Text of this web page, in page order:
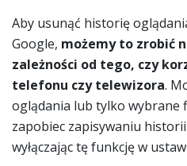
Aby usunąć historię
Google, możemy to zrobić
zależności od tego, czy
telefonu czy telewizora.
oglądania lub tylko wybrane
zapobiec zapisywaniu
wyłączając tę funkcję w